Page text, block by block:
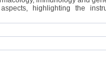
highlighting the